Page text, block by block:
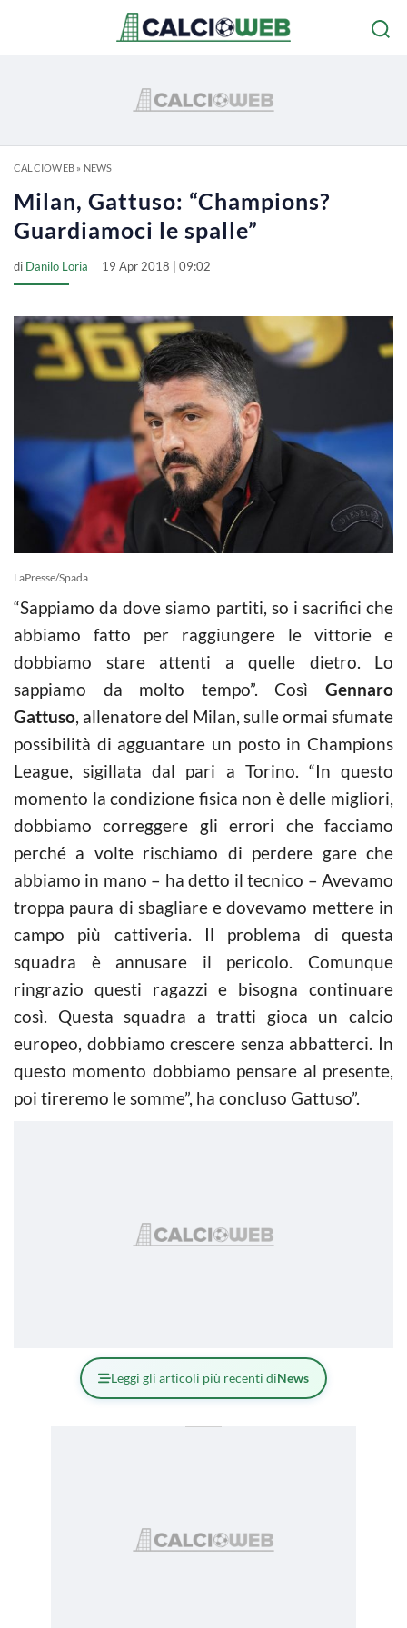
CALCIOWEB» NEWS
Milan, Gattuso: “Champions?
Guardiamoci le spalle”
di Danilo Loria 19 Apr 2018 | 09:02
LaPresse/Spada
“Sappiamo da dove siamo partiti, so i sacrifici che
abbiamo fatto per raggiungere le vittorie e
dobbiamo stare attenti a quelle dietro. Lo
sappiamo da molto tempo”. Così Gennaro
Gattuso, allenatore del Milan, sulle ormai sfumate
possibilità di agguantare un posto in Champions
League, sigillata dal pari a Torino. “In questo
momento la condizione fisica non è delle migliori,
dobbiamo correggere gli errori che facciamo
perché a volte rischiamo di perdere gare che
abbiamo in mano – ha detto il tecnico – Avevamo
troppa paura di sbagliare e dovevamo mettere in
campo più cattiveria. Il problema di questa
squadra è annusare il pericolo. Comunque
ringrazio questi ragazzi e bisogna continuare
così. Questa squadra a tratti gioca un calcio
europeo, dobbiamo crescere senza abbatterci. In
questo momento dobbiamo pensare al presente,
poi tireremo le somme”, ha concluso Gattuso”.
Leggi gli articoli più recenti diNews